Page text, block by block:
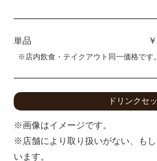
単品
※店内飲食・テイクアウト同一価格です。
ドリンクセ
※画像はイメージです。
※店舗により取り扱いがない、も
います。